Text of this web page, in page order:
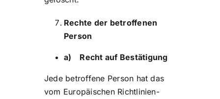
Rechte der betroffenen
Person
a) Recht auf Bestätigung
Jede betroffene Person hat das
vom Europäischen Richtlinien-